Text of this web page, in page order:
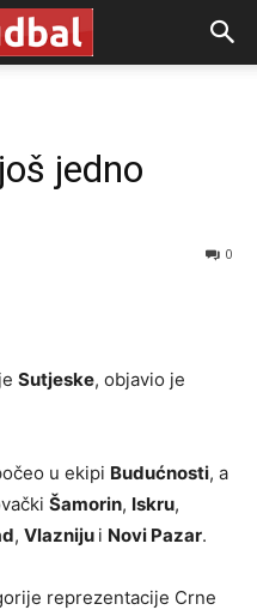
jedno
0
Sutjeske, objavio je
u ekipi Budućnosti, a
Šamorin, Iskru,
, Vlazniju i Novi Pazar.
reprezentacije Crne